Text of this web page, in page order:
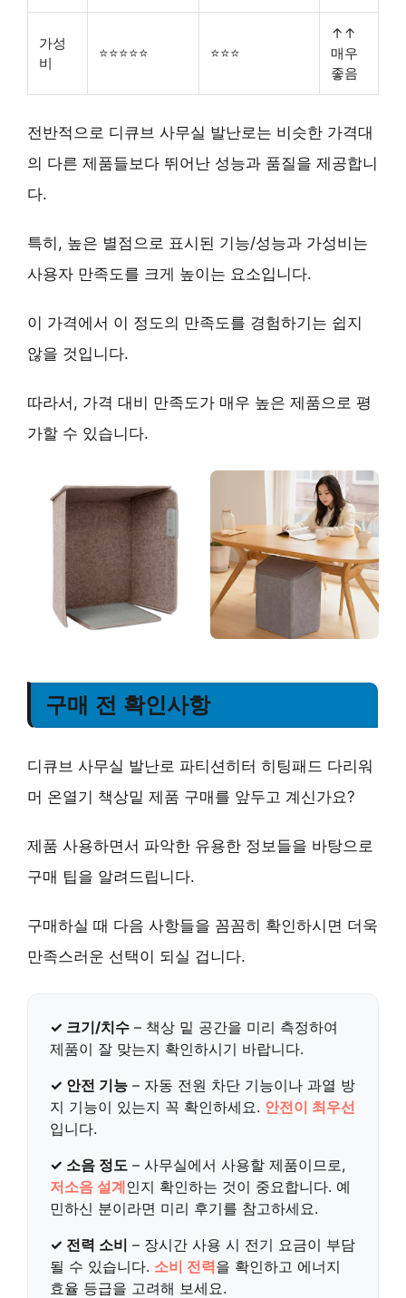
가성
비
⭐⭐⭐⭐⭐ ⭐⭐⭐
↑↑
매우
좋음
전반적으로 디큐브 사무실 발난로는 비슷한 가격대
의 다른 제품들보다 뛰어난 성능과 품질을 제공합니
다.
특히, 높은 별점 으로 표시된 기능/성능과 가성비는
사용자 만족도를 크게 높이는 요소입니다.
이 가격에서 이 정도의 만족도를 경험하기는 쉽지
않을 것입니다.
따라서, 가격 대비 만족도가 매우 높은 제품으로 평
가할 수 있습니다.
구매 전 확인사항
디큐브 사무실 발난로 파티션히터 히팅패드 다리워
머 온열기 책상밑 제품 구매를 앞두고 계신가요?
제품 사용하면서 파악한 유용한 정보들을 바탕으로
구매 팁을 알려드립니다.
구매하실 때 다음 사항들을 꼼꼼히 확인하시면 더욱
만족스러운 선택이 되실 겁니다.
✓ 크기/치수 – 책상 밑 공간을 미리 측정하여
제품이 잘 맞는지 확인하시기 바랍니다.
✓ 안전 기능 – 자동 전원 차단 기능이나 과열 방
지 기능이 있는지 꼭 확인하세요. 안전이 최우선
입니다.
✓ 소음 정도 – 사무실에서 사용할 제품이므로,
저소음 설계인지 확인하는 것이 중요합니다. 예
민하신 분이라면 미리 후기를 참고하세요.
✓ 전력 소비 – 장시간 사용 시 전기 요금이 부담
될 수 있습니다. 소비 전력을 확인하고 에너지
효율 등급을 고려해 보세요.